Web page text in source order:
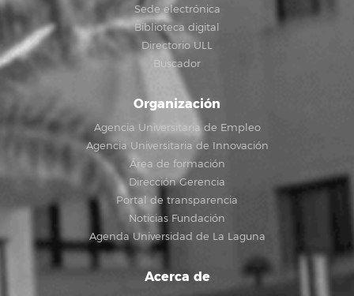
Sede electrónica
Biblioteca digital
Directorio ULL
Buscador
Organización
Agencia Universitaria de Empleo
Agencia Universitaria de Innovación
Área de formación
Dirección Gerencia
Portal de transparencia
Noticias Fundación
Agenda Universidad de La Laguna
Acerca de